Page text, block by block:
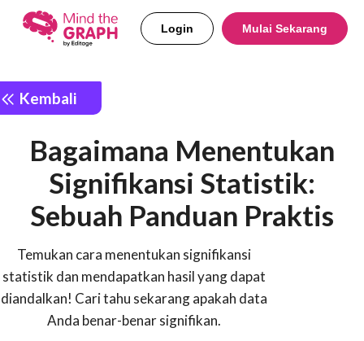
Login Mulai Sekarang
Kembali
Bagaimana Menentukan
Signifikansi Statistik:
Sebuah Panduan Praktis
Temukan cara menentukan signifikansi
statistik dan mendapatkan hasil yang dapat
diandalkan! Cari tahu sekarang apakah data
Anda benar-benar signifikan.